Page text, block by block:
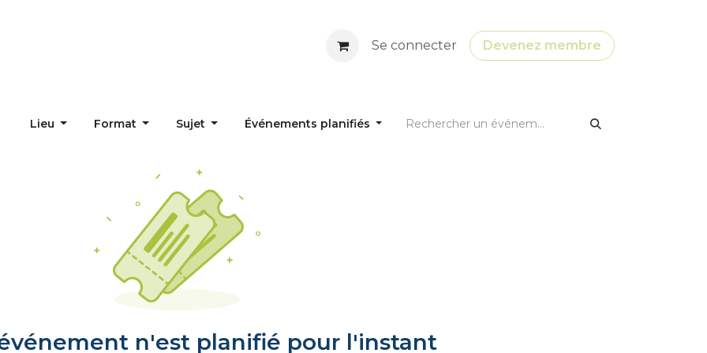
Se connecter Devenez membre
Lieu Format Sujet Événements planifiés
n'est planifié pour l'instant